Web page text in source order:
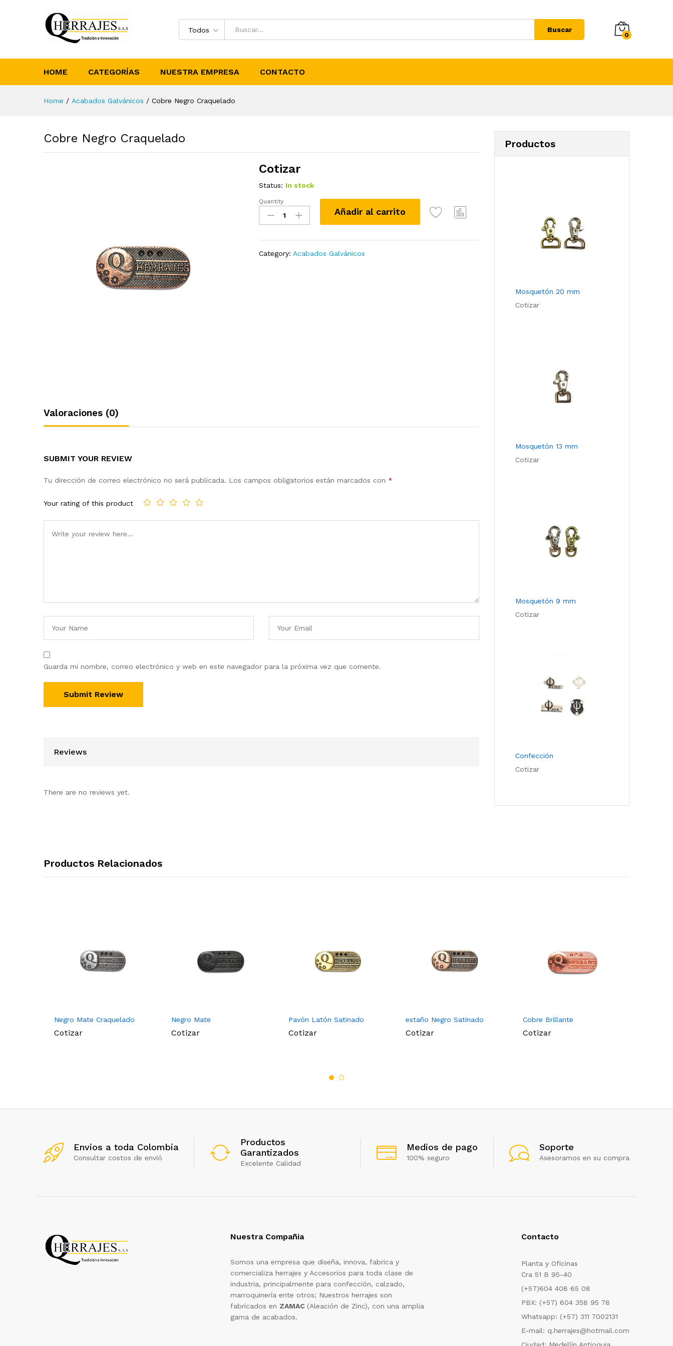
Todos Buscar
0
HOME CATEGORÍAS NUESTRA EMPRESA CONTACTO
Home / Acabados Galvánicos / Cobre Negro Craquelado
Cobre Negro Craquelado
Cotizar
Status: In stock
Cobre
Negro
Craquelado
Quantity
Añadir al carrito
Category: Acabados Galvánicos
Valoraciones (0)
SUBMIT YOUR REVIEW
Tu dirección de correo electrónico no será publicada. Los campos obligatorios están marcados con *
Your rating of this product
Guarda mi nombre, correo electrónico y web en este navegador para la próxima vez que comente.
Reviews
There are no reviews yet.
Productos
Mosquetón 20 mm
Cotizar
Mosquetón 13 mm
Cotizar
Mosquetón 9 mm
Cotizar
Confección
Cotizar
Productos Relacionados
Negro Mate Craquelado
Cotizar
Negro Mate
Cotizar
Pavón Latón Satinado
Cotizar
estaño Negro Satinado
Cotizar
Cobre Brillante
Cotizar
Envios a toda Colombia
Consultar costos de envió
Productos
Garantizados
Excelente Calidad
Medios de pago
100% seguro
Soporte
Asesoramos en su compra
Nuestra Compañia
Somos una empresa que diseña, innova, fabrica y
comercializa herrajes y Accesorios para toda clase de
industria, principalmente para confección, calzado,
marroquinería ente otros; Nuestros herrajes son
fabricados en ZAMAC (Aleación de Zinc), con una amplia
gama de acabados.
Contacto
Planta y Oficinas
Cra 51 B 95-40
(+57)604 408 65 08
PBX: (+57) 604 358 95 78
Whatsapp: (+57) 311 7002131
E-mail: q.herrajes@hotmail.com